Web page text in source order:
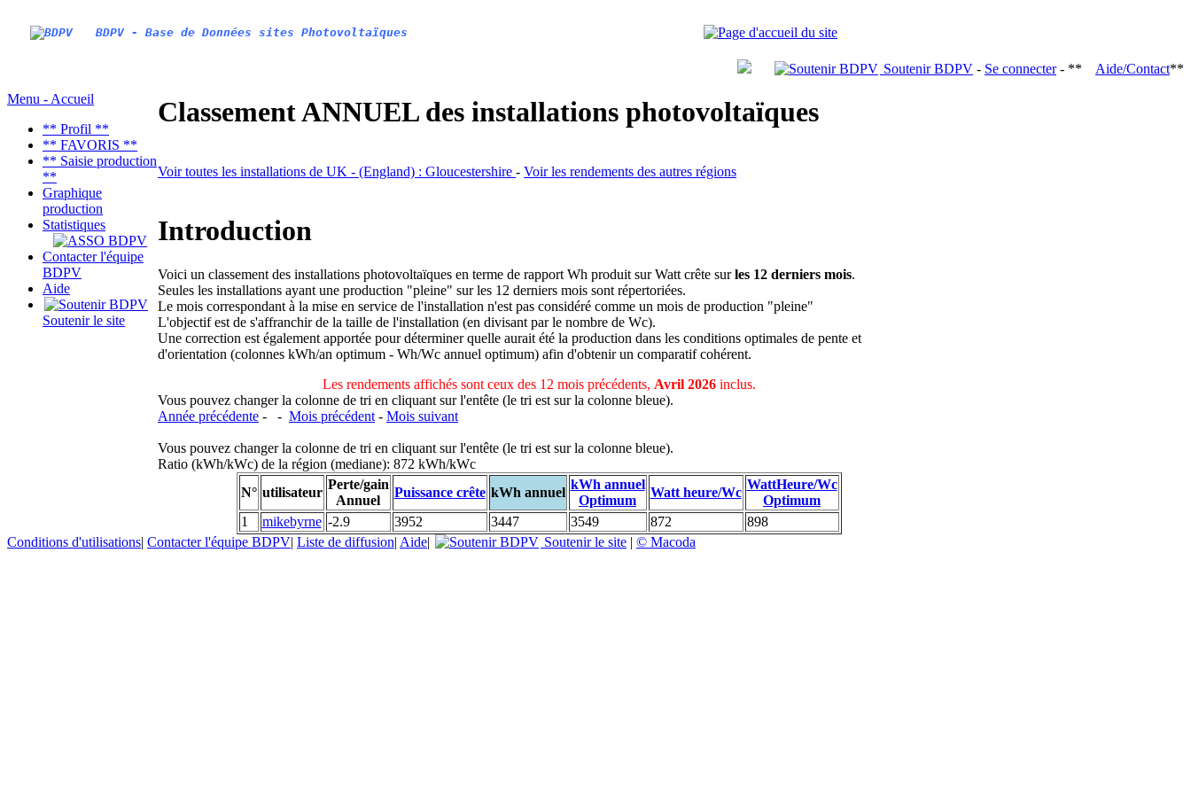
BDPV - Base de Données sites Photovoltaïques
Soutenir BDPV - Se connecter- ** Aide/Contact**
Menu - Accueil
** Profil **
** FAVORIS **
** Saisie production
**
Graphique
production
Statistiques
Contacter l'équipe
BDPV
Aide
Soutenir le site
Classement ANNUEL des installations photovoltaïques
Voir toutes les installations de UK - (England) : Gloucestershire - Voir les rendements des autres régions
Introduction
Voici un classement des installations photovoltaïques en terme de rapport Wh produit sur Watt crête surles 12 derniers mois.
Seules les installations ayant une production "pleine" sur les 12 derniers mois sont répertoriées.
Le mois correspondant à la mise en service de l'installation n'est pas considéré comme un mois de production "pleine"
L'objectif est de s'affranchir de la taille de l'installation (en divisant par le nombre de Wc).
Une correction est également apportée pour déterminer quelle aurait été la production dans les conditions optimales de pente et
d'orientation (colonnes kWh/an optimum - Wh/Wc annuel optimum) afin d'obtenir un comparatif cohérent.
Les rendements affichés sont ceux des 12 mois précédents, Avril 2026inclus.
Vous pouvez changer la colonne de tri en cliquant sur l'entête (le tri est sur la colonne bleue).
Année précédente - - Mois précédent - Mois suivant
Vous pouvez changer la colonne de tri en cliquant sur l'entête (le tri est sur la colonne bleue).
Ratio (kWh/kWc) de la région (mediane): 872 kWh/kWc
N° utilisateur
Perte/gain
Annuel
Puissance crête kWh annuel
kWh annuel
Optimum
Watt heure/Wc
WattHeure/Wc
Optimum
1
mikebyrne -2.9 3952 3447 3549 872
898
Conditions d'utilisations| Contacter l'équipe BDPV| Liste de diffusion| Aide| Soutenir le site | © Macoda